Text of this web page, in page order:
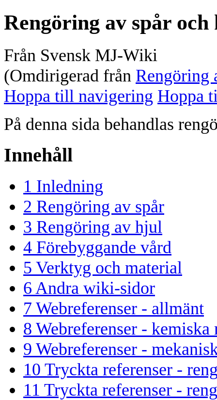
Rengöring av spår
Från Svensk MJ-Wiki
(Omdirigerad från Rengöring
Hoppa till navigering Hoppa
På denna sida behandlas
Innehåll
1 Inledning
2 Rengöring av spår
3 Rengöring av hjul
4 Förebyggande vård
5 Verktyg och material
6 Andra wiki-sidor
7 Webreferenser - allmänt
8 Webreferenser - kemiska
9 Webreferenser -
10 Tryckta referenser -
11 Tryckta referenser -